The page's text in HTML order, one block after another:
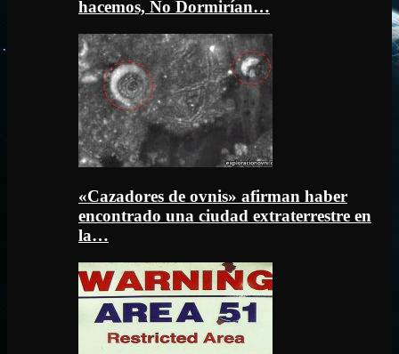
hacemos, No Dormirían…
«Cazadores de ovnis» afirman haber
encontrado una ciudad extraterrestre en
la…